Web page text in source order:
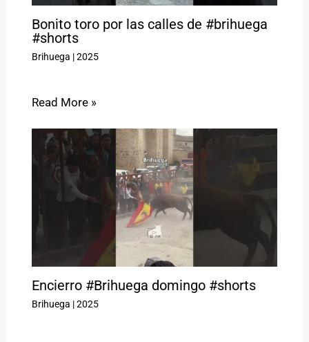
Bonito toro por las calles de #brihuega
#shorts
Brihuega |2025
Read More »
Encierro #Brihuega domingo #shorts
Brihuega |2025